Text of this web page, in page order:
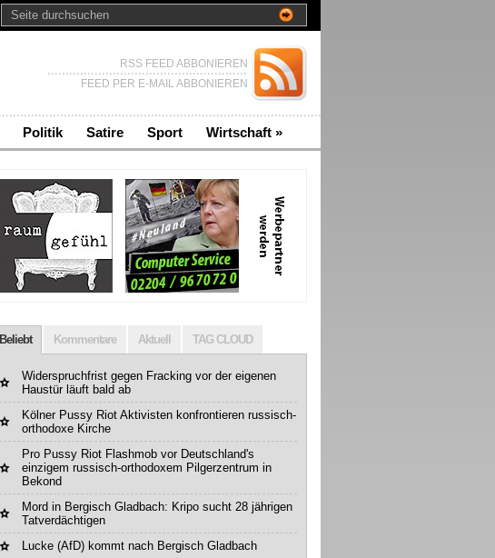
RSS FEED ABBONIEREN
FEED PER E-MAIL ABBONIEREN
Politik Satire Sport Wirtschaft »
Beliebt Kommentare Aktuell TAG CLOUD
Widerspruchfrist gegen Fracking vor der eigenen
Haustür läuft bald ab
Kölner Pussy Riot Aktivisten konfrontieren russisch-
orthodoxe Kirche
Pro Pussy Riot Flashmob vor Deutschland's
einzigem russisch-orthodoxem Pilgerzentrum in
Bekond
Mord in Bergisch Gladbach: Kripo sucht 28 jährigen
Tatverdächtigen
Lucke (AfD) kommt nach Bergisch Gladbach